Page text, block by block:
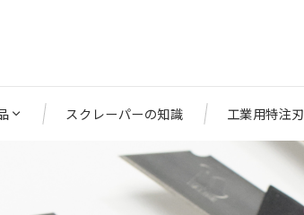
スクレーパーの知識 工業用特注刃